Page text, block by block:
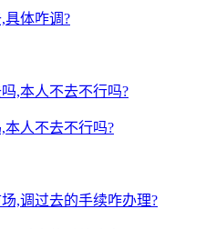
具体咋调?
人不去不行吗?